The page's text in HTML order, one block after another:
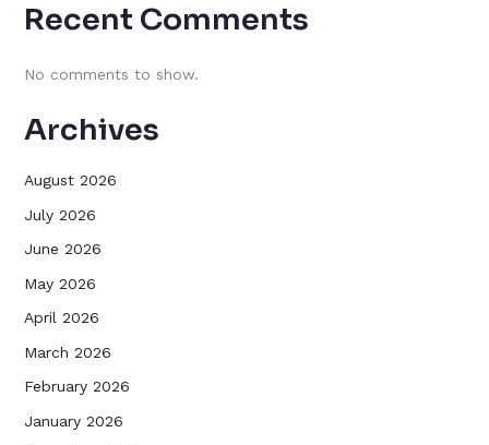
Recent Comments
No comments to show.
Archives
August 2026
July 2026
June 2026
May 2026
April 2026
March 2026
February 2026
January 2026